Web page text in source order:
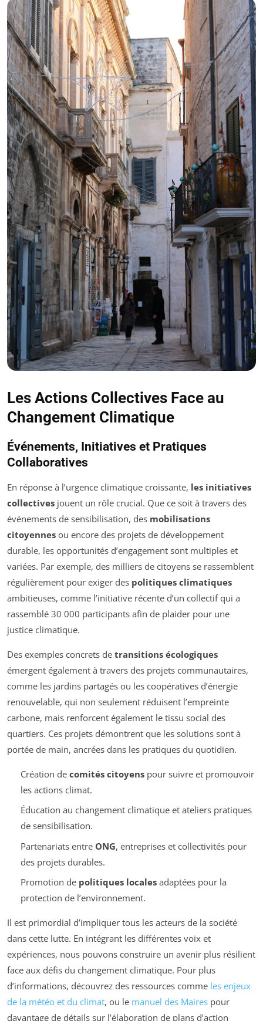
Les Actions Collectives Face au
Changement Climatique
Événements, Initiatives et Pratiques
Collaboratives
En réponse à l’urgence climatique croissante, les initiatives
collectives jouent un rôle crucial. Que ce soit à travers des
événements de sensibilisation, des mobilisations
citoyennes ou encore des projets de développement
durable, les opportunités d’engagement sont multiples et
variées. Par exemple, des milliers de citoyens se rassemblent
régulièrement pour exiger des politiques climatiques
ambitieuses, comme l’initiative récente d’un collectif qui a
rassemblé 30 000 participants afin de plaider pour une
justice climatique.
Des exemples concrets de transitions écologiques
émergent également à travers des projets communautaires,
comme les jardins partagés ou les coopératives d’énergie
renouvelable, qui non seulement réduisent l’empreinte
carbone, mais renforcent également le tissu social des
quartiers. Ces projets démontrent que les solutions sont à
portée de main, ancrées dans les pratiques du quotidien.
Création de comités citoyenspour suivre et promouvoir
les actions climat.
Éducation au changement climatique et ateliers pratiques
de sensibilisation.
Partenariats entre ONG, entreprises et collectivités pour
des projets durables.
Promotion de politiques localesadaptées pour la
protection de l’environnement.
Il est primordial d’impliquer tous les acteurs de la société
dans cette lutte. En intégrant les différentes voix et
expériences, nous pouvons construire un avenir plus résilient
face aux défis du changement climatique. Pour plus
d’informations, découvrez des ressources comme les enjeux
de la météo et du climat, ou le manuel des Maires pour
davantage de détails sur l’élaboration de plans d’action